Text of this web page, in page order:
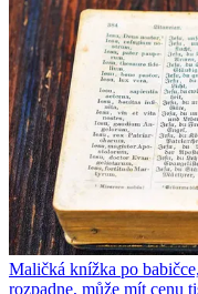
Maličká knížka po
rozpadne, může mít cenu